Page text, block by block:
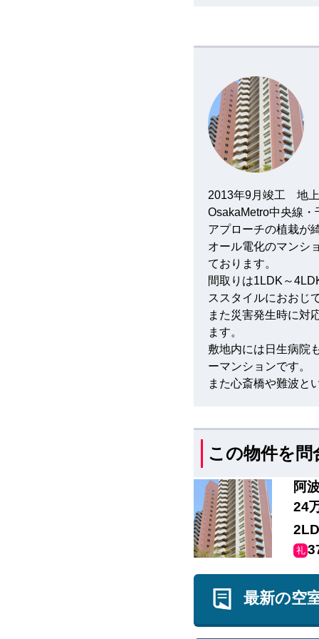
2013年9月竣工 地上
OsakaMetro中央線
アプローチの植栽が
オール電化のマンシ
ております。
間取りは1LDK～
ススタイルにおおじ
また災害発生時に対
ます。
敷地内には日生病院
ーマンションです。
また心斎橋や難波と
この物件を問
阿
24
礼
最新の空